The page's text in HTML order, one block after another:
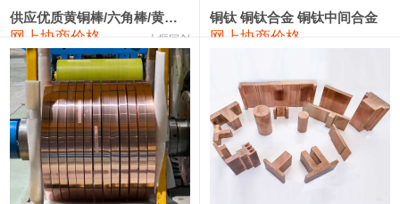
金属硅3303#-2202# 10,400—14,200 12,300 0
漆包线 111,970—115,970 113,970
磷铜合金 110,800—117,600 114,200 400
无氧铜丝(硬) 109,710—110,010 109,860
R410A专用紫铜管 113,700—113,700
供应优质黄铜棒/六角棒/黄铜方板
网上协商价格 十堰同创
铜钛 铜钛合金 铜钛中间合金
网上协商价格